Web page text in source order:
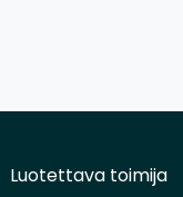
Luotettava toimija